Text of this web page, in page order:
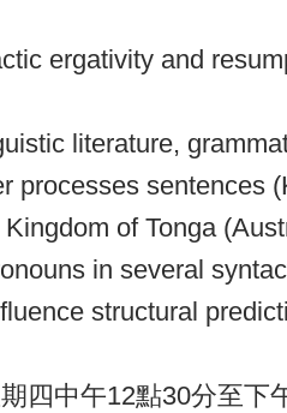
ergativity and
literature,
processes sentences
Kingdom of Tonga
in several
structural
四中午12點30分至下